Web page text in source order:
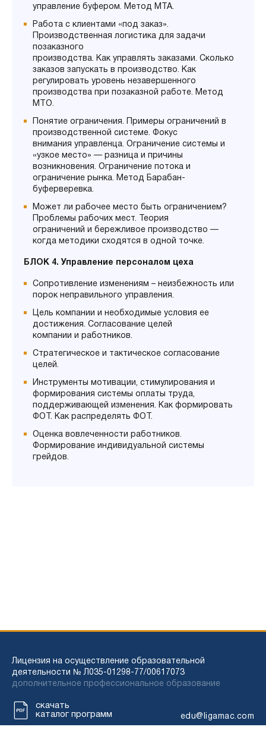
управление буфером. Метод MTA.
Работа с клиентами «под заказ».
Производственная логистика для задачи
позаказного
производства. Как управлять заказами. Сколько
заказов запускать в производство. Как
регулировать уровень незавершенного
производства при позаказной работе. Метод
MTO.
Понятие ограничения. Примеры ограничений в
производственной системе. Фокус
внимания управленца. Ограничение системы и
«узкое место» — разница и причины
возникновения. Ограничение потока и
ограничение рынка. Метод Барабан-
буферверевка.
Может ли рабочее место быть ограничением?
Проблемы рабочих мест. Теория
ограничений и бережливое производство —
когда методики сходятся в одной точке.
БЛОК 4. Управление персоналом цеха
Сопротивление изменениям – неизбежность или
порок неправильного управления.
Цель компании и необходимые условия ее
достижения. Согласование целей
компании и работников.
Стратегическое и тактическое согласование
целей.
Инструменты мотивации, стимулирования и
формирования системы оплаты труда,
поддерживающей изменения. Как формировать
ФОТ. Как распределять ФОТ.
Оценка вовлеченности работников.
Формирование индивидуальной системы
грейдов.
Лицензия на осуществление образовательной
деятельности № Л035-01298-77/00617073
дополнительное профессиональное образование
скачать
каталог программ
edu@ligamac.com